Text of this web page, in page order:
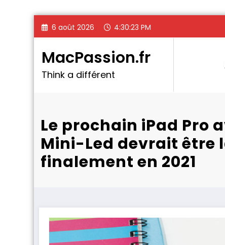
Aller
au
6 août 2026 4:30:25 PM
MacPassion.fr
Think a différent
Le prochain iPad Pro
Mini-Led devrait être
finalement en 2021